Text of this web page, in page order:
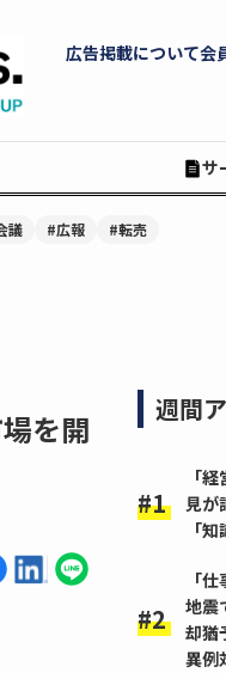
広告掲載について会
サ
議 #広報 #転売
を開
週間
「
見が
「知
「
地震
却猶
異例